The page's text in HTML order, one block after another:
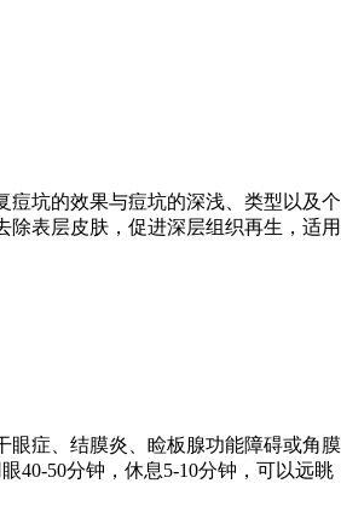
痘坑的效果与痘坑的深浅、类型以及个
表层皮肤，促进深层组织再生，适用
眼症、结膜炎、睑板腺功能障碍或角膜
40-50分钟，休息5-10分钟，可以远眺